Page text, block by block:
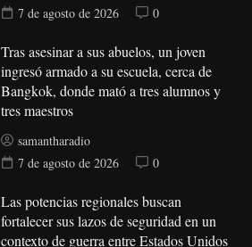
7 de agosto de 2026
0
Tras asesinar a sus abuelos, un joven
ingresó armado a su escuela, cerca de
Bangkok, donde mató a tres alumnos y
tres maestros
samantharadio
7 de agosto de 2026
0
Las potencias regionales buscan
fortalecer sus lazos de seguridad en un
contexto de guerra entre Estados Unidos